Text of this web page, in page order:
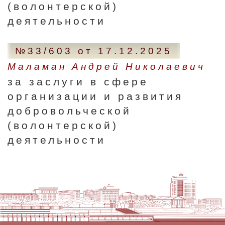
(волонтерской)
деятельности
№33/603 от 17.12.2025
Маламан Андрей Николаевич
за заслуги в сфере
организации и развития
добровольческой
(волонтерской)
деятельности